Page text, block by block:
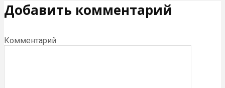
Добавить комментарий
Комментарий